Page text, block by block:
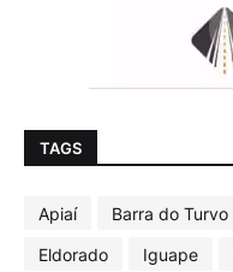
TAGS
Apiaí Barra do Turvo
Eldorado
Iguape